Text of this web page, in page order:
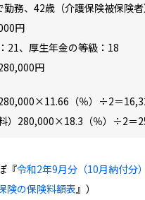
務、42歳（介護保険被保険者
円
21、厚生年金の等級：18
円
280,000×11.66（％）÷2＝
料）280,000×18.3（％）÷2＝
『令和2年9月分（10月納付分
険の保険料額表』）